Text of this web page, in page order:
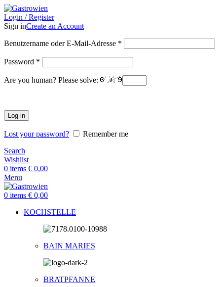
Login / Register
Sign inCreate an Account
Benutzername oder E-Mail-Adresse *
Password *
Are you human? Please solve:
Log in
Lost your password?
Remember me
Search
Wishlist
0 items € 0,00
Menu
0 items € 0,00
KOCHSTELLE
BAIN MARIES
BRATPFANNE